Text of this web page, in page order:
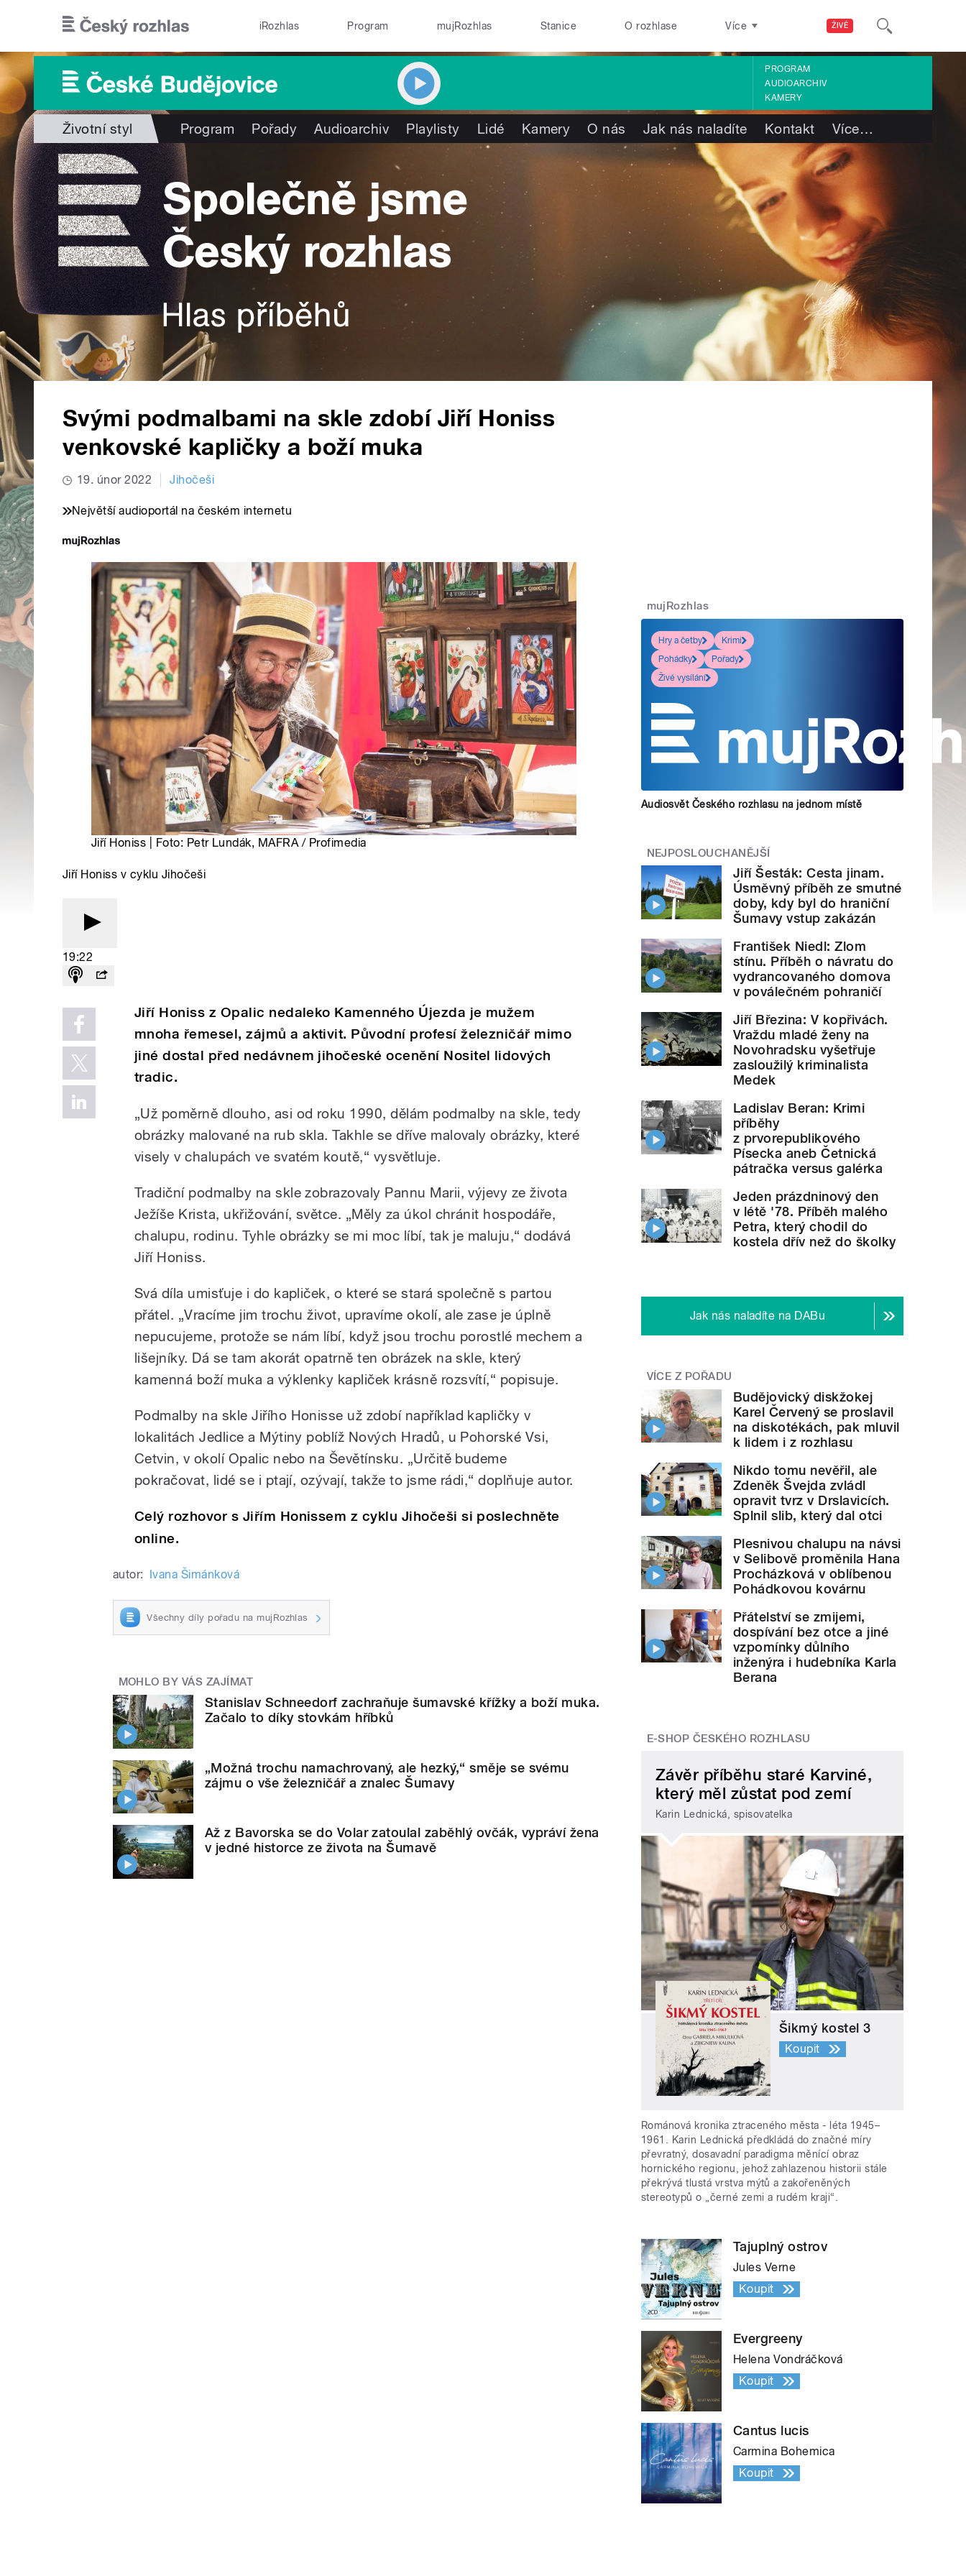
ŽIVĚ
iRozhlas Program mujRozhlas Stanice O rozhlase Více
PROGRAM
AUDIOARCHIV
KAMERY
Životní styl Program Pořady Audioarchiv Playlisty Lidé Kamery O nás Jak nás naladíte Kontakt Více…
Svými podmalbami na skle zdobí Jiří Honiss
venkovské kapličky a boží muka
19. únor 2022 Jihočeši
Největší audioportál na českém internetu
Jiří Honiss | Foto: Petr Lundák, MAFRA / Profimedia
Jiří Honiss v cyklu Jihočeši
19:22
Jiří Honiss z Opalic nedaleko Kamenného Újezda je mužem
mnoha řemesel, zájmů a aktivit. Původní profesí železničář mimo
jiné dostal před nedávnem jihočeské ocenění Nositel lidových
tradic.
„Už poměrně dlouho, asi od roku 1990, dělám podmalby na skle, tedy
obrázky malované na rub skla. Takhle se dříve malovaly obrázky, které
visely v chalupách ve svatém koutě,“ vysvětluje.
Tradiční podmalby na skle zobrazovaly Pannu Marii, výjevy ze života
Ježíše Krista, ukřižování, světce. „Měly za úkol chránit hospodáře,
chalupu, rodinu. Tyhle obrázky se mi moc líbí, tak je maluju,“ dodává
Jiří Honiss.
Svá díla umisťuje i do kapliček, o které se stará společně s partou
přátel. „Vracíme jim trochu život, upravíme okolí, ale zase je úplně
nepucujeme, protože se nám líbí, když jsou trochu porostlé mechem a
lišejníky. Dá se tam akorát opatrně ten obrázek na skle, který
kamenná boží muka a výklenky kapliček krásně rozsvítí,“ popisuje.
Podmalby na skle Jiřího Honisse už zdobí například kapličky v
lokalitách Jedlice a Mýtiny poblíž Nových Hradů, u Pohorské Vsi,
Cetvin, v okolí Opalic nebo na Ševětínsku. „Určitě budeme
pokračovat, lidé se i ptají, ozývají, takže to jsme rádi,“ doplňuje autor.
Celý rozhovor s Jiřím Honissem z cyklu Jihočeši si poslechněte
online.
autor: Ivana Šimánková
Všechny díly pořadu na mujRozhlas
MOHLO BY VÁS ZAJÍMAT
Stanislav Schneedorf zachraňuje šumavské křížky a boží muka.
Začalo to díky stovkám hříbků
„Možná trochu namachrovaný, ale hezký,“ směje se svému
zájmu o vše železničář a znalec Šumavy
Až z Bavorska se do Volar zatoulal zaběhlý ovčák, vypráví žena
v jedné historce ze života na Šumavě
mujRozhlas
Hry a četby
Krimi
Pohádky
Pořady
Živé vysílání
Audiosvět Českého rozhlasu na jednom místě
NEJPOSLOUCHANĚJŠÍ
Jiří Šesták: Cesta jinam.
Úsměvný příběh ze smutné
doby, kdy byl do hraniční
Šumavy vstup zakázán
František Niedl: Zlom
stínu. Příběh o návratu do
vydrancovaného domova
v poválečném pohraničí
Jiří Březina: V kopřivách.
Vraždu mladé ženy na
Novohradsku vyšetřuje
zasloužilý kriminalista
Medek
Ladislav Beran: Krimi
příběhy
z prvorepublikového
Písecka aneb Četnická
pátračka versus galérka
Jeden prázdninový den
v létě '78. Příběh malého
Petra, který chodil do
kostela dřív než do školky
Jak nás naladíte na DABu
VÍCE Z POŘADU
Budějovický diskžokej
Karel Červený se proslavil
na diskotékách, pak mluvil
k lidem i z rozhlasu
Nikdo tomu nevěřil, ale
Zdeněk Švejda zvládl
opravit tvrz v Drslavicích.
Splnil slib, který dal otci
Plesnivou chalupu na návsi
v Selibově proměnila Hana
Procházková v oblíbenou
Pohádkovou kovárnu
Přátelství se zmijemi,
dospívání bez otce a jiné
vzpomínky důlního
inženýra i hudebníka Karla
Berana
E-SHOP ČESKÉHO ROZHLASU
Závěr příběhu staré Karviné,
který měl zůstat pod zemí
Karin Lednická, spisovatelka
Šikmý kostel 3
Koupit
Románová kronika ztraceného města - léta 1945–
1961. Karin Lednická předkládá do značné míry
převratný, dosavadní paradigma měnící obraz
hornického regionu, jehož zahlazenou historii stále
překrývá tlustá vrstva mýtů a zakořeněných
stereotypů o „černé zemi a rudém kraji“.
Tajuplný ostrov
Jules Verne
Koupit
Evergreeny
Helena Vondráčková
Koupit
Cantus lucis
Carmina Bohemica
Koupit